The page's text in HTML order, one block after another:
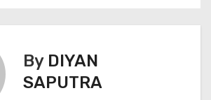
By DIYAN
SAPUTRA